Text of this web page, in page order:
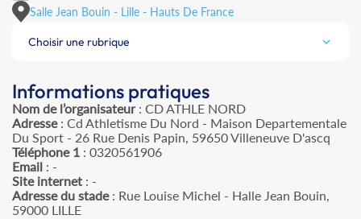
Salle Jean Bouin - Lille - Hauts De France
Choisir une rubrique
Informations pratiques
Nom de l’organisateur: CD ATHLE NORD
Adresse: Cd Athletisme Du Nord - Maison Departementale
Du Sport - 26 Rue Denis Papin, 59650 Villeneuve D'ascq
Téléphone 1 : 0320561906
Email : -
Site internet : -
Adresse du stade: Rue Louise Michel - Halle Jean Bouin,
59000 LILLE